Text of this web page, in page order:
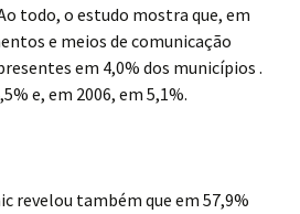
todo, o estudo mostra que, em
e meios de comunicação
em 4,0% dos municípios .
e, em 2006, em 5,1%.
revelou também que em 57,9%